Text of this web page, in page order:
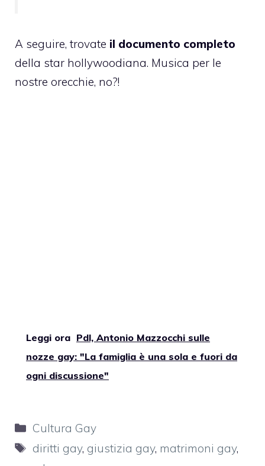
A seguire, trovate il documento completo
della star hollywoodiana. Musica per le
nostre orecchie, no?!
Leggi ora Pdl, Antonio Mazzocchi sulle
nozze gay: "La famiglia è una sola e fuori da
ogni discussione"
Categorie
Cultura Gay
Tag
diritti gay, giustizia gay, matrimoni gay,